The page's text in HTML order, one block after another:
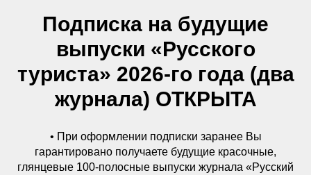
Подписка на будущие
выпуски «Русского
туриста» 2026-го года (два
журнала) ОТКРЫТА
• При оформлении подписки заранее Вы
гарантировано получаете будущие красочные,
глянцевые 100-полосные выпуски журнала «Русский